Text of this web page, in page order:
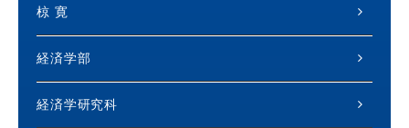
椋 寛
経済学部
経済学研究科